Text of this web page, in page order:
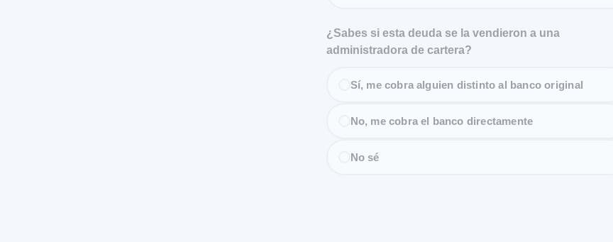
¿Sabes si esta deuda se la vendieron a una
administradora de cartera?
Sí, me cobra alguien distinto al banco original
No, me cobra el banco directamente
No sé